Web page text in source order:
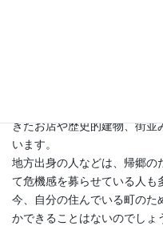
きたお店や歴史的建物、街並
います。
地方出身の人などは、帰郷の
て危機感を募らせている人も
今、自分の住んでいる町のた
かできることはないのでしょ